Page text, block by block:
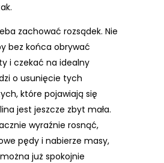
zachować rozsądek. Nie
bez końca obrywać
i czekać na idealny
o usunięcie tych
które pojawiają się
jest jeszcze zbyt mała.
wyraźnie rosnąć,
pędy i nabierze masy,
już spokojnie